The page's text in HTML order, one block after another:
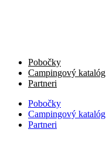
Pobočky
Campingový katalóg
Partneri
Pobočky
Campingový katalóg
Partneri